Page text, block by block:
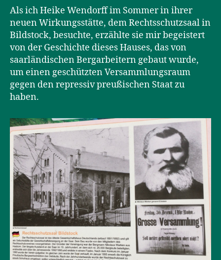
Als ich Heike Wendorff im Sommer in ihrer
neuen Wirkungsstätte, dem Rechtsschutzsaal in
Bildstock, besuchte, erzählte sie mir begeistert
von der Geschichte dieses Hauses, das von
saarländischen Bergarbeitern gebaut wurde,
um einen geschützten Versammlungsraum
gegen den repressiv preußischen Staat zu
haben.